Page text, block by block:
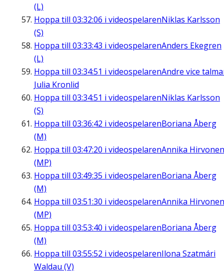
(L)
Hoppa till 03:32:06 i videospelarenNiklas Karlsson
(S)
Hoppa till 03:33:43 i videospelarenAnders Ekegren
(L)
Hoppa till 03:34:51 i videospelarenAndre vice
Julia Kronlid
Hoppa till 03:34:51 i videospelarenNiklas Karlsson
(S)
Hoppa till 03:36:42 i videospelarenBoriana Åberg
(M)
Hoppa till 03:47:20 i videospelarenAnnika Hirvonen
(MP)
Hoppa till 03:49:35 i videospelarenBoriana Åberg
(M)
Hoppa till 03:51:30 i videospelarenAnnika Hirvonen
(MP)
Hoppa till 03:53:40 i videospelarenBoriana Åberg
(M)
Hoppa till 03:55:52 i videospelarenIlona Szatmári
Waldau (V)